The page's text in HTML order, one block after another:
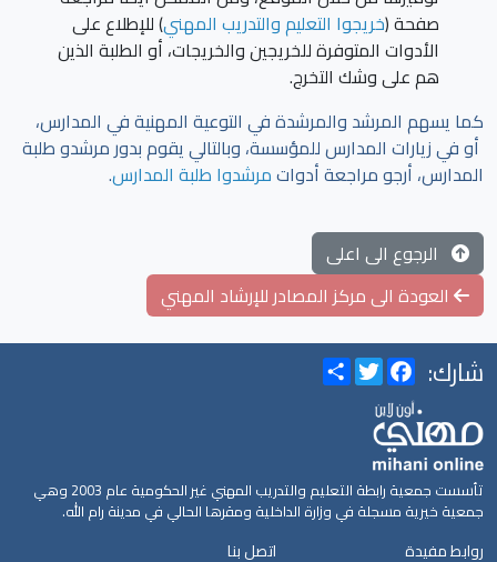
صفحة(خريجوا التعليم والتدريب المهني) للإطلاع على
الأدوات المتوفرة للخريجين والخريجات، أو الطلبة الذين
هم على وشك التخرج.
كما يسهم المرشد والمرشدة في التوعية المهنية في المدارس،
أو في زيارات المدارس للمؤسسة، وبالتالي يقوم بدور مرشدو طلبة
المدارس، أرجو مراجعة أدواتمرشدوا طلبة المدارس.
الرجوع الى اعلى
العودة الى مركز المصادر للإرشاد المهني
شارك: ShareTwitterFacebook
تأسست جمعية رابطة التعليم والتدريب المهني غير الحكومية عام 2003 وهي
جمعية خيرية مسجلة في وزارة الداخلية ومقرها الحالي في مدينة رام الله.
روابط مفيدة اتصل بنا